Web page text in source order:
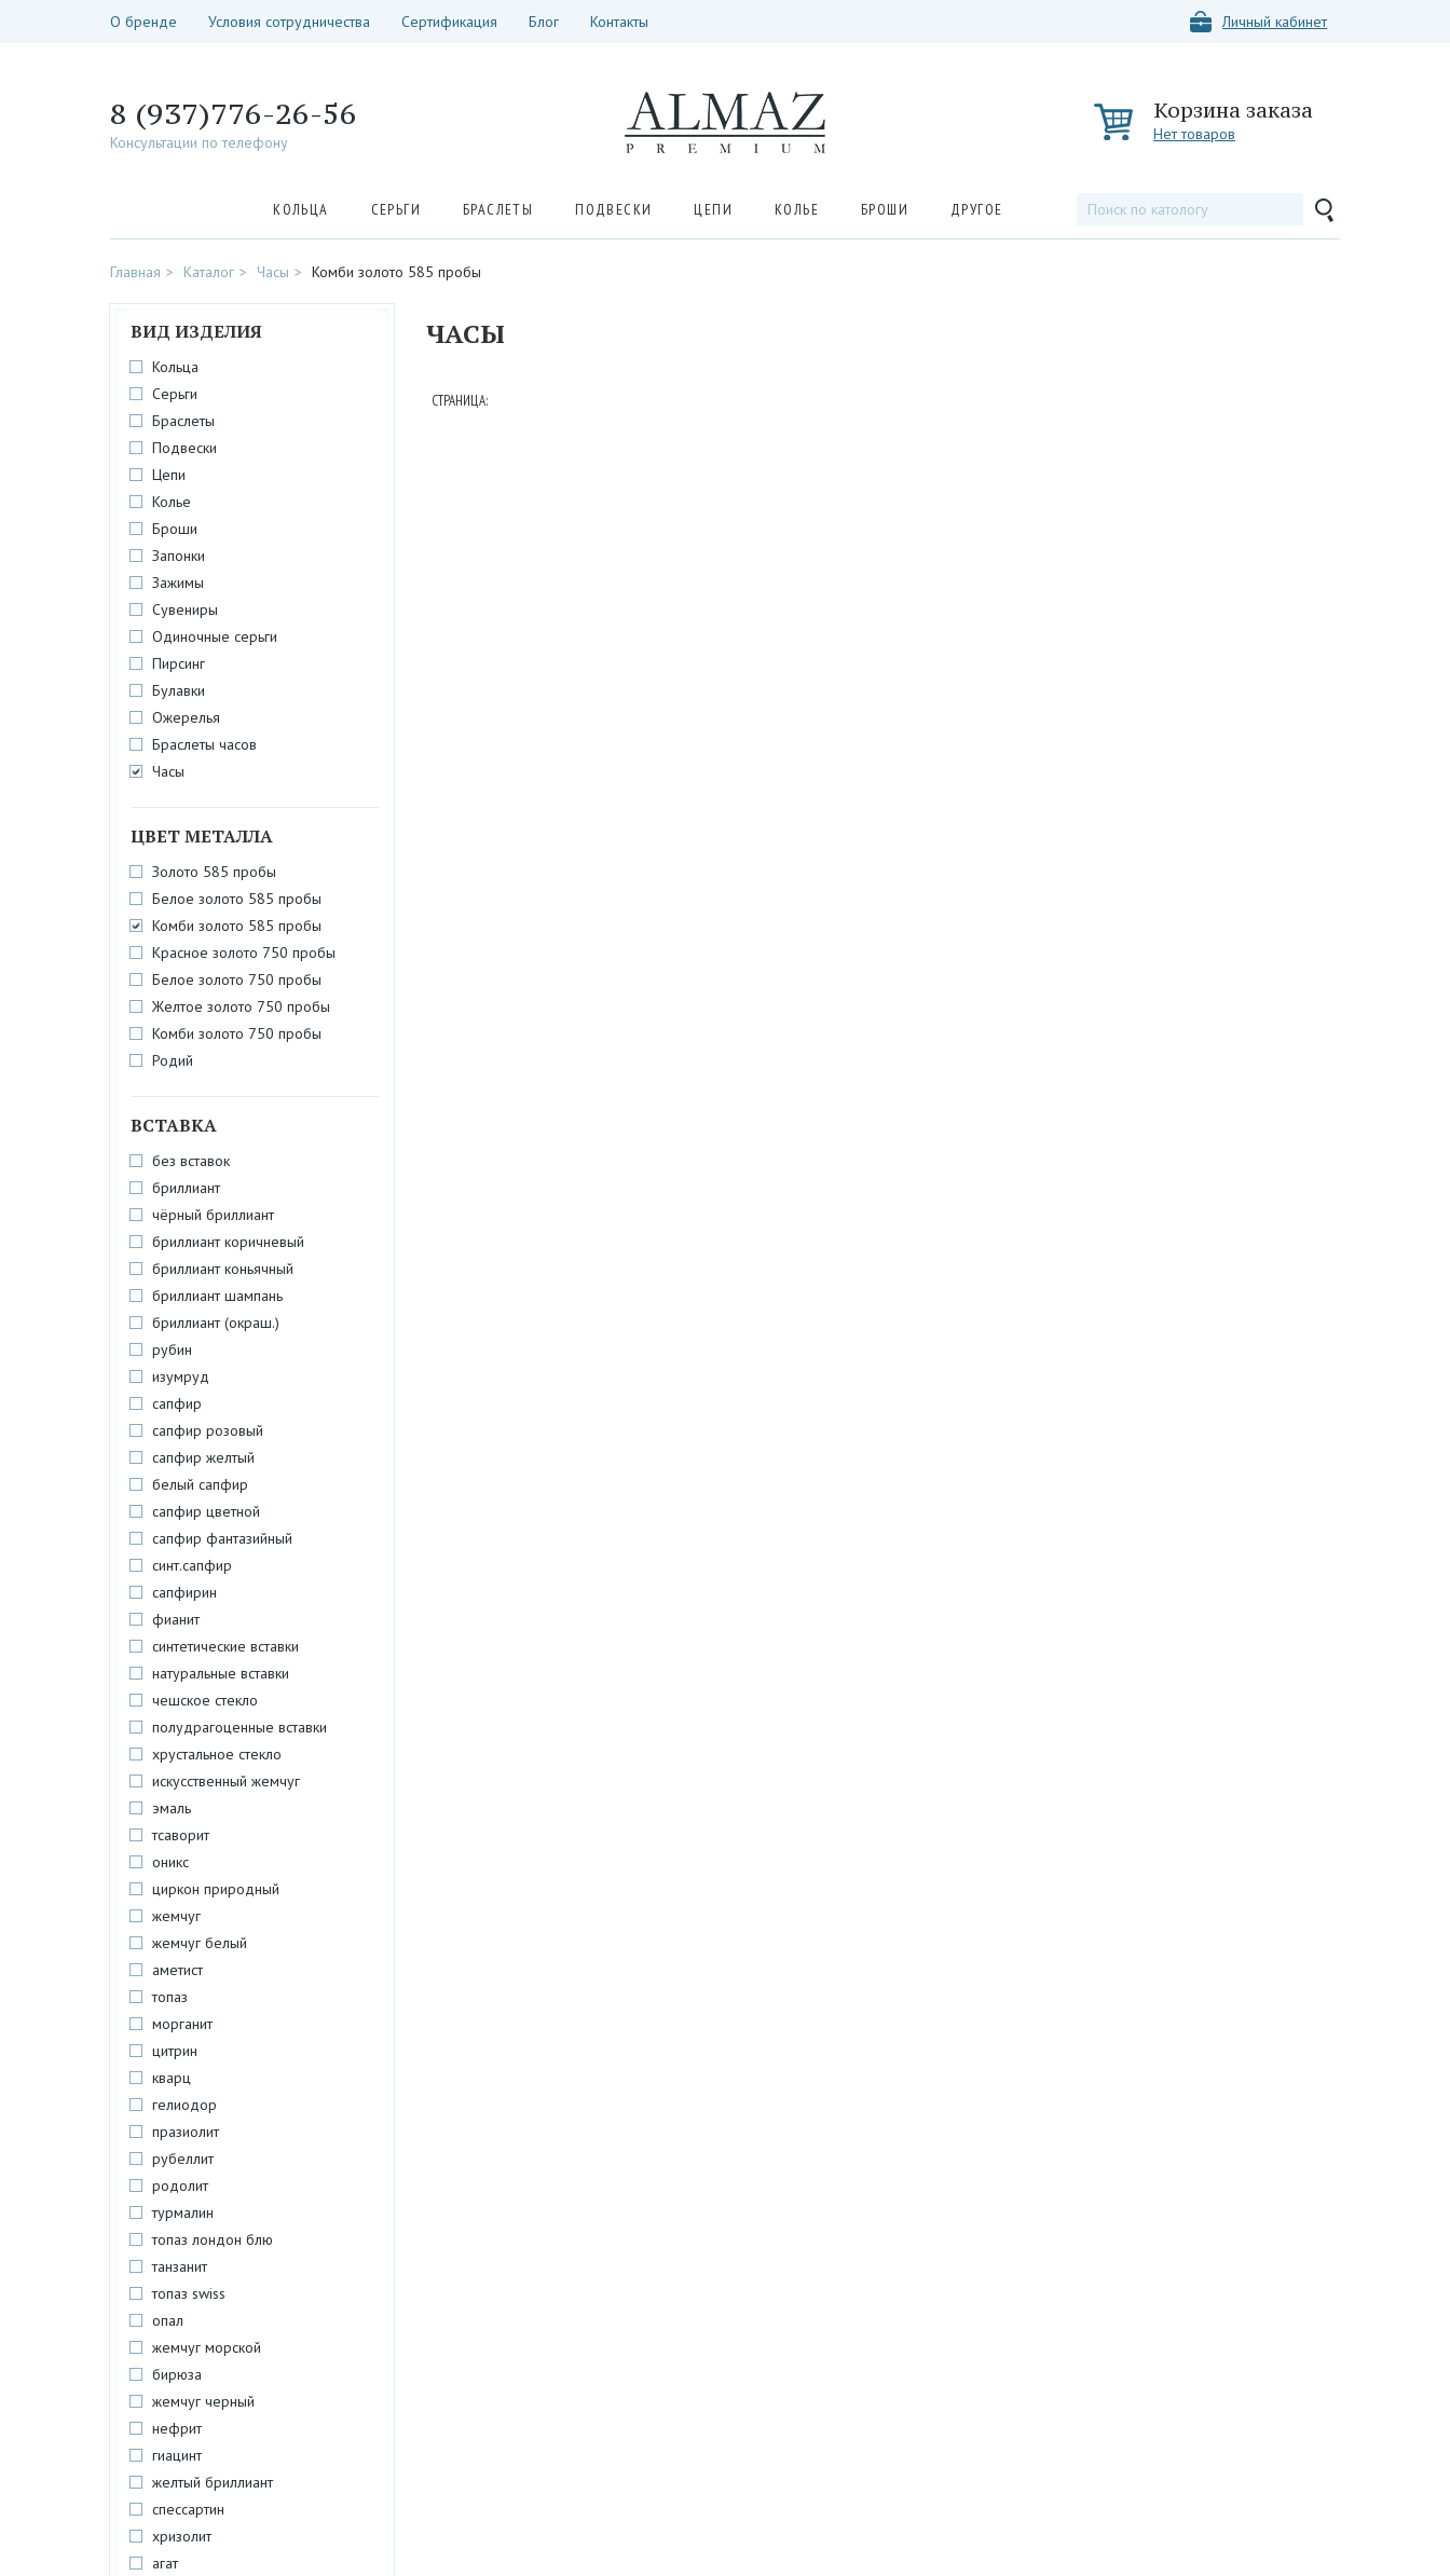
О бренде Условия сотрудничества Сертификация Блог Контакты Личный кабинет
8 (937)776-26-56
Консультации по телефону
Корзина заказа
Нет товаров
КОЛЬЦА СЕРЬГИ БРАСЛЕТЫ ПОДВЕСКИ ЦЕПИ КОЛЬЕ БРОШИ ДРУГОЕ
Главная Каталог Часы Комби золото 585 пробы
ВИД ИЗДЕЛИЯ
Кольца
Серьги
Браслеты
Подвески
Цепи
Колье
Броши
Запонки
Зажимы
Сувениры
Одиночные серьги
Пирсинг
Булавки
Ожерелья
Браслеты часов
Часы
ЦВЕТ МЕТАЛЛА
Золото 585 пробы
Белое золото 585 пробы
Комби золото 585 пробы
Красное золото 750 пробы
Белое золото 750 пробы
Желтое золото 750 пробы
Комби золото 750 пробы
Родий
ВСТАВКА
без вставок
бриллиант
чёрный бриллиант
бриллиант коричневый
бриллиант коньячный
бриллиант шампань
бриллиант (окраш.)
рубин
изумруд
сапфир
сапфир розовый
сапфир желтый
белый сапфир
сапфир цветной
сапфир фантазийный
синт.сапфир
сапфирин
фианит
синтетические вставки
натуральные вставки
чешское стекло
полудрагоценные вставки
хрустальное стекло
искусственный жемчуг
эмаль
тсаворит
оникс
циркон природный
жемчуг
жемчуг белый
аметист
топаз
морганит
цитрин
кварц
гелиодор
празиолит
рубеллит
родолит
турмалин
топаз лондон блю
танзанит
топаз swiss
опал
жемчуг морской
бирюза
жемчуг черный
нефрит
гиацинт
желтый бриллиант
спессартин
хризолит
агат
ЧАСЫ
СТРАНИЦА: